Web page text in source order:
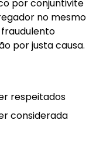
por conjuntivite
no mesmo
fraudulento
por justa causa.
respeitados
considerada